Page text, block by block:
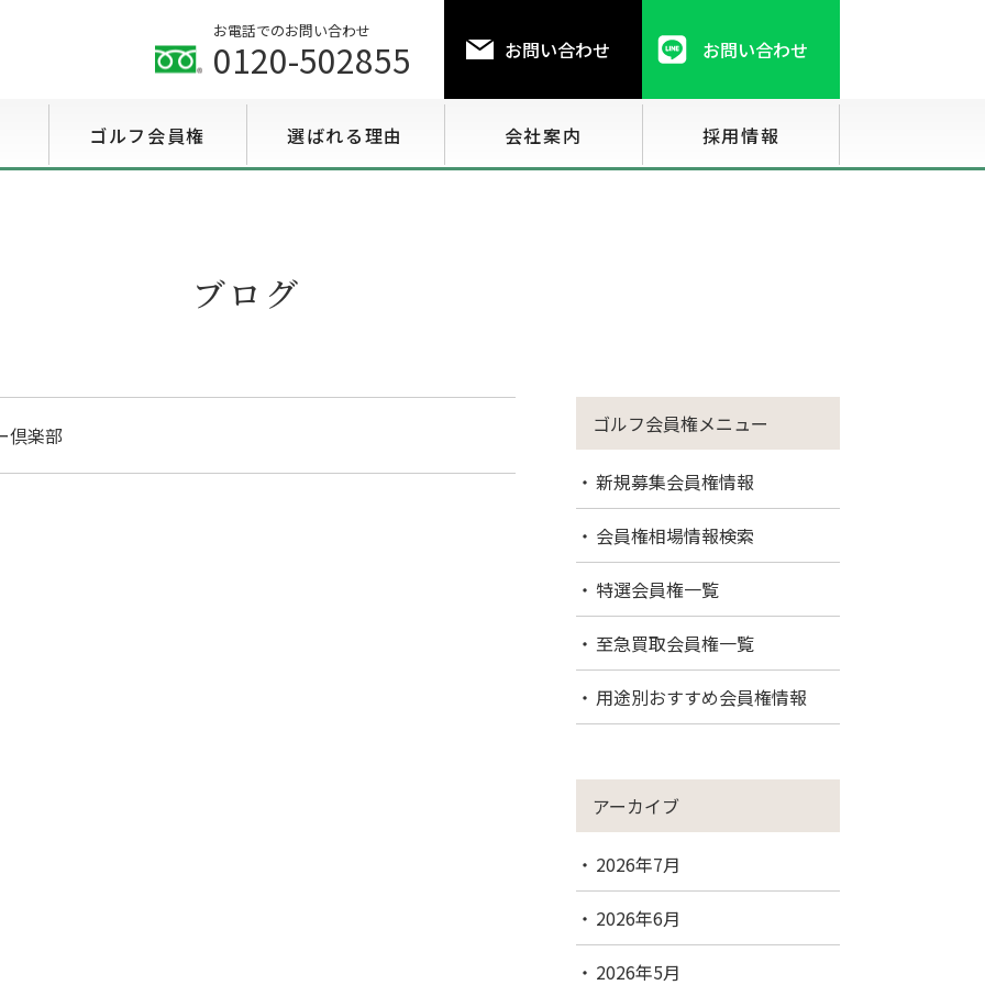
お電話でのお問い合わせ
0120-502855 お問い合わせ お問い合わせ
ゴルフ会員権
至急買い会員権情報
選ばれる理由 会社案内 採用情報
ブログ
倶楽部 ゴルフ会員権メニュー
新規募集会員権情報
会員権相場情報検索
特選会員権一覧
至急買取会員権一覧
用途別おすすめ会員権情報
アーカイブ
2026年7月
2026年6月
2026年5月